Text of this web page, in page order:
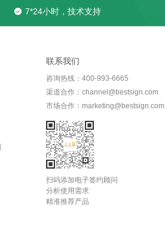
7*24小时，技术支持
联系我们
咨询热线：400-993-6665
渠道合作：channel@bestsign.com
市场合作：marketing@bestsign.com
扫码添加电子签约顾问
分析使用需求
精准推荐产品